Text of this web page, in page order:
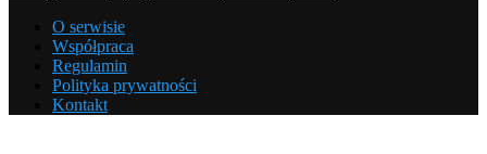
O serwisie
Współpraca
Regulamin
Polityka prywatności
Kontakt